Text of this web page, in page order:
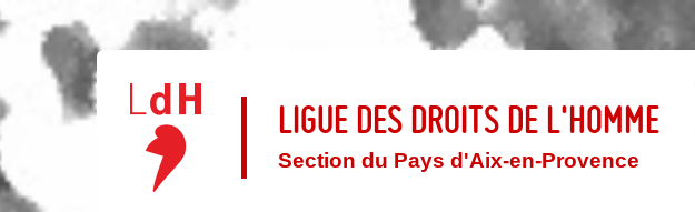
Ligue des droits de l'Homme
Section du Pays d'Aix-en-Provence